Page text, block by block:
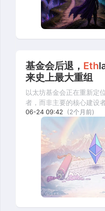
基金会后退， Eth
来史上最大重组
以太坊基金会正在重新定
者，而非主要的核心建设者
06-24 09:42 (2个月前)